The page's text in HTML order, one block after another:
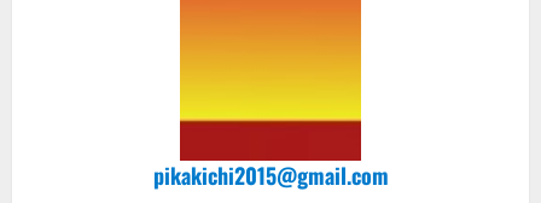
pikakichi2015@gmail.com